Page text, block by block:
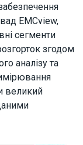
EMCview,
сегменти
згодом
аналізу та
великий